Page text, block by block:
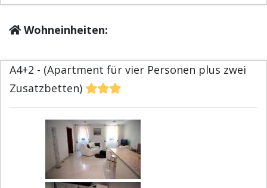
Wohneinheiten:
A4+2 - (Apartment für vier Personen plus zwei
Zusatzbetten)